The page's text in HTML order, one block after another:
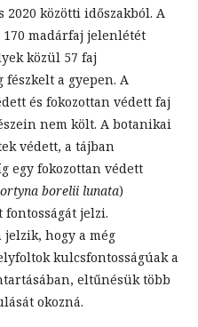
2020 közötti időszakból. A
madárfaj jelenlétét
közül 57 faj
a gyepen. A
és fokozottan védett faj
nem költ. A botanikai
védett, a tájban
egy fokozottan védett
borelii lunata)
jelzi.
hogy a még
kulcsfontosságúak a
eltűnésük több
okozná.